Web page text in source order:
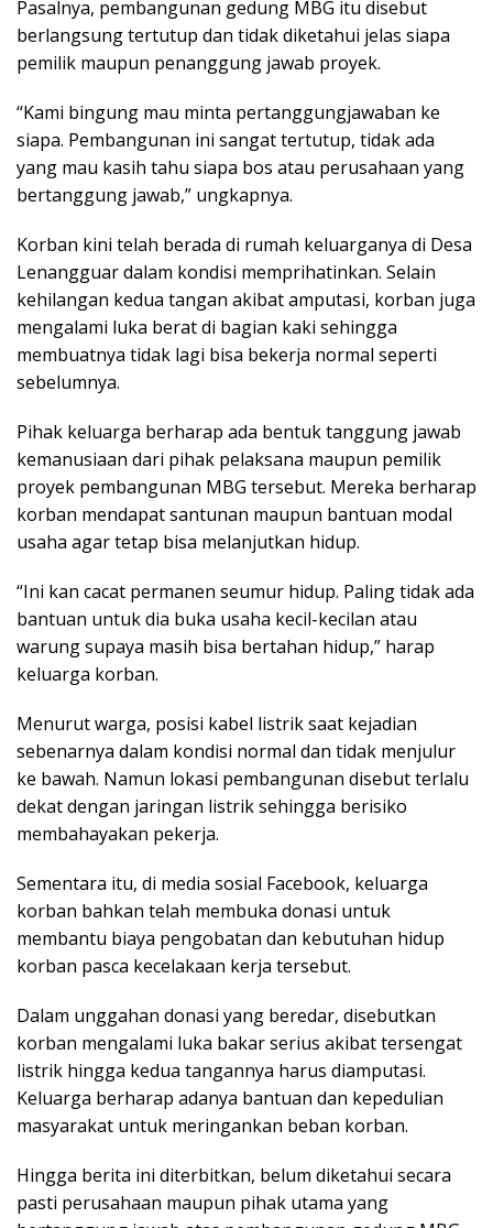
Pasalnya, pembangunan gedung MBG itu disebut
berlangsung tertutup dan tidak diketahui jelas siapa
pemilik maupun penanggung jawab proyek.
“Kami bingung mau minta pertanggungjawaban ke
siapa. Pembangunan ini sangat tertutup, tidak ada
yang mau kasih tahu siapa bos atau perusahaan yang
bertanggung jawab,” ungkapnya.
Korban kini telah berada di rumah keluarganya di Desa
Lenangguar dalam kondisi memprihatinkan. Selain
kehilangan kedua tangan akibat amputasi, korban juga
mengalami luka berat di bagian kaki sehingga
membuatnya tidak lagi bisa bekerja normal seperti
sebelumnya.
Pihak keluarga berharap ada bentuk tanggung jawab
kemanusiaan dari pihak pelaksana maupun pemilik
proyek pembangunan MBG tersebut. Mereka berharap
korban mendapat santunan maupun bantuan modal
usaha agar tetap bisa melanjutkan hidup.
“Ini kan cacat permanen seumur hidup. Paling tidak ada
bantuan untuk dia buka usaha kecil-kecilan atau
warung supaya masih bisa bertahan hidup,” harap
keluarga korban.
Menurut warga, posisi kabel listrik saat kejadian
sebenarnya dalam kondisi normal dan tidak menjulur
ke bawah. Namun lokasi pembangunan disebut terlalu
dekat dengan jaringan listrik sehingga berisiko
membahayakan pekerja.
Sementara itu, di media sosial Facebook, keluarga
korban bahkan telah membuka donasi untuk
membantu biaya pengobatan dan kebutuhan hidup
korban pasca kecelakaan kerja tersebut.
Dalam unggahan donasi yang beredar, disebutkan
korban mengalami luka bakar serius akibat tersengat
listrik hingga kedua tangannya harus diamputasi.
Keluarga berharap adanya bantuan dan kepedulian
masyarakat untuk meringankan beban korban.
Hingga berita ini diterbitkan, belum diketahui secara
pasti perusahaan maupun pihak utama yang